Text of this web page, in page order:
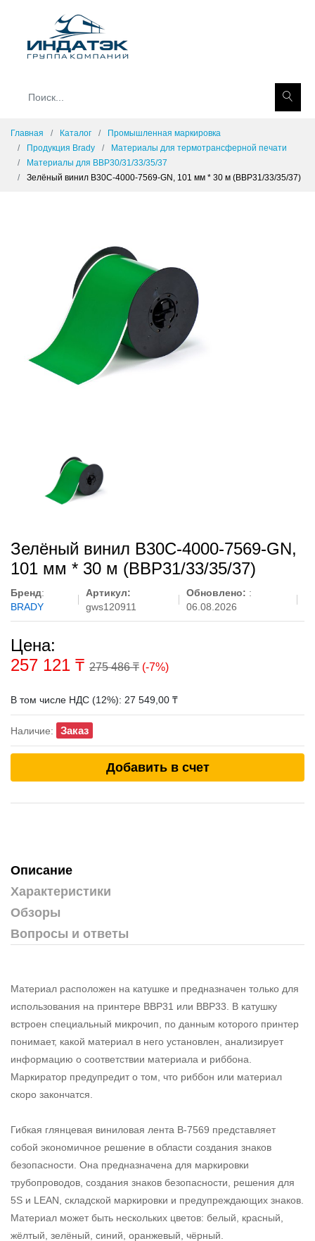
Главная Каталог
Промышленная маркировка
Продукция Brady
Материалы для термотрансферной печати
Материалы для BBP30/31/33/35/37
Зелёный винил B30C-4000-7569-GN, 101 мм * 30 м (BBP31/33/35/37)
Зелёный винил B30C-4000-7569-GN,
101 мм * 30 м (BBP31/33/35/37)
Бренд:
BRADY
Артикул:
gws120911
Обновлено: :
06.08.2026
Цена:
257 121 ₸ 275 486 ₸ (-7%)
В том числе НДС (12%): 27 549,00 ₸
Наличие: Заказ
Добавить в счет
Описание
Характеристики
Обзоры
Вопросы и ответы
Материал расположен на катушке и предназначен только для
использования на принтере BBP31 или BBP33. В катушку
встроен специальный микрочип, по данным которого принтер
понимает, какой материал в него установлен, анализирует
информацию о соответствии материала и риббона.
Маркиратор предупредит о том, что риббон или материал
скоро закончатся.
Гибкая глянцевая виниловая лента B-7569 представляет
собой экономичное решение в области создания знаков
безопасности. Она предназначена для маркировки
трубопроводов, создания знаков безопасности, решения для
5S и LEAN, складской маркировки и предупреждающих знаков.
Материал может быть нескольких цветов: белый, красный,
жёлтый, зелёный, синий, оранжевый, чёрный.